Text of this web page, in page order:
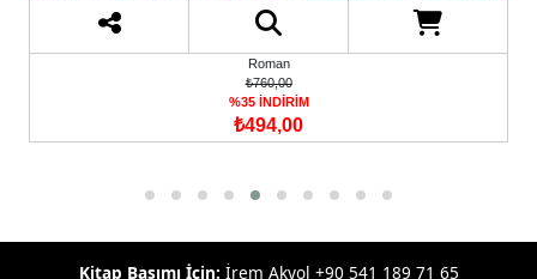
Roman
₺760,00
%35 İNDİRİM
₺494,00
Kitap Basımı İçin: İrem Akyol +90 541 189 71 65